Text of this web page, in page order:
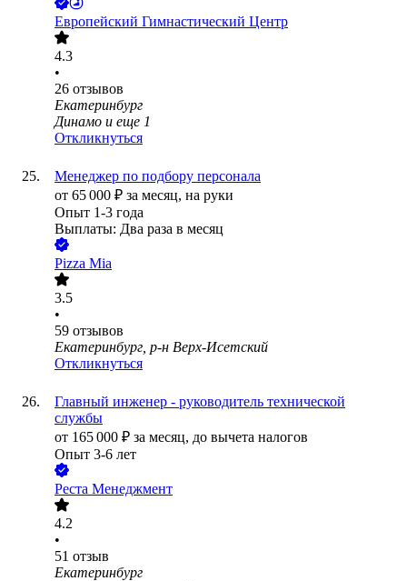
Европейский Гимнастический Центр
4.3
•
26 отзывов
Екатеринбург
Динамо и еще 1
Откликнуться
Менеджер по подбору персонала
от 65 000 ₽ за месяц, на руки
Опыт 1-3 года
Выплаты: Два раза в месяц
Pizza Mia
3.5
•
59 отзывов
Екатеринбург, р-н Верх-Исетский
Откликнуться
Главный инженер - руководитель технической
службы
от 165 000 ₽ за месяц, до вычета налогов
Опыт 3-6 лет
Реста Менеджмент
4.2
•
51 отзыв
Екатеринбург